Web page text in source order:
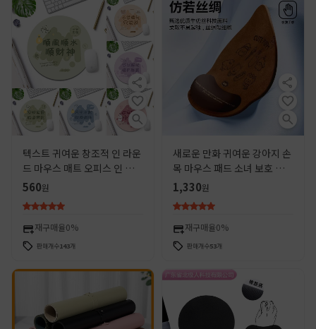
텍스트 귀여운 창조적 인 라운
드 마우스 매트 오피스 인 컴퓨
터 라운드 테이블 매트 열 절연
560원
재구매율0%
판매개수143개
새로운 만화 귀여운 강아지 손
목 마우스 패드 소녀 보호 손목
받침대 통합 컴퓨터 키보드 패
드 사무실
1,330원
재구매율0%
판매개수53개